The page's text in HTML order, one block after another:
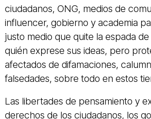
ciudadanos, ONG, medios de
influencer, gobierno y academia
justo medio que quite la espada
quién exprese sus ideas, pero
afectados de difamaciones,
falsedades, sobre todo en estos
Las libertades de pensamiento y
derechos de los ciudadanos, los